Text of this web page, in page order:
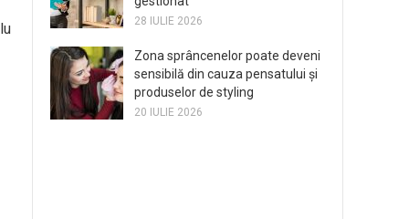
28 IULIE 2026
Zona sprâncenelor poate deveni
sensibilă din cauza pensatului și
produselor de styling
20 IULIE 2026